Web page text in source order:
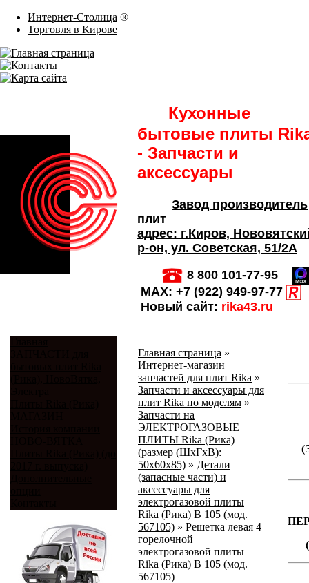
Интернет-Столица ®
Торговля в Кирове
Кухонные
бытовые плиты
- Запчасти и
аксессуары
Завод производитель
плит
адрес: г.Киров,
р-он, ул. Советская, 51/2А
8 800 101-77-95
MAX: +7 (922) 949-97-77
Новый сайт: rika43.ru
Главная страница »
Интернет-магазин
запчастей для плит Rika »
Запчасти и аксессуары для
плит Rika по моделям »
Запчасти на
ЭЛЕКТРОГАЗОВЫЕ
ПЛИТЫ Rika (Рика)
(размер (ШхГхВ):
50х60х85) » Детали
(запасные части) и
аксессуары для
электрогазовой плиты
Rika (Рика) В 105 (мод.
567105) » Решетка левая 4
горелочной
электрогазовой плиты
Rika (Рика) В 105 (мод.
567105)